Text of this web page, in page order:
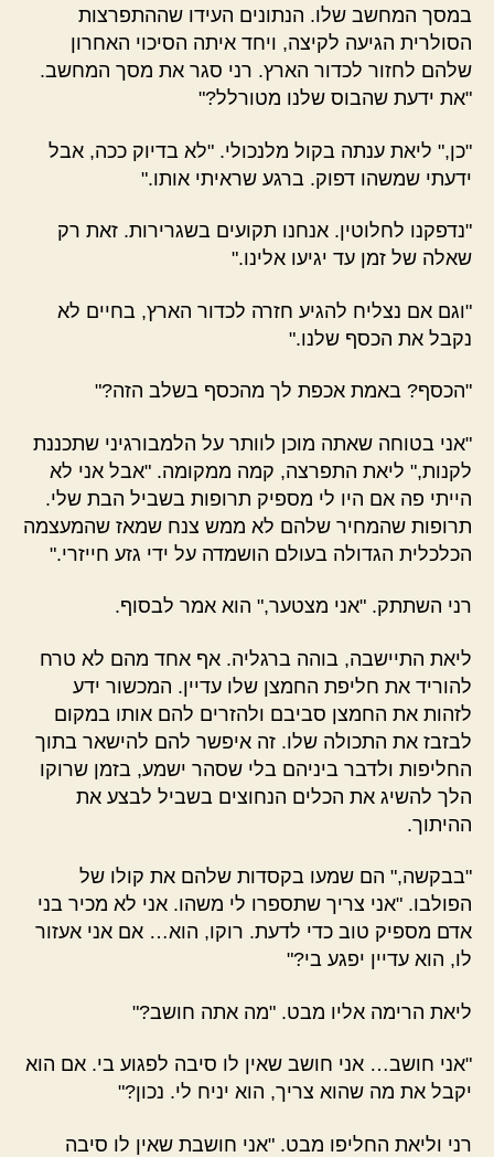
במסך המחשב שלו. הנתונים העידו שההתפרצות
הסולרית הגיעה לקיצה, ויחד איתה הסיכוי האחרון
שלהם לחזור לכדור הארץ. רני סגר את מסך המחשב.
"את ידעת שהבוס שלנו מטורלל?"
"כן," ליאת ענתה בקול מלנכולי. "לא בדיוק ככה, אבל
ידעתי שמשהו דפוק. ברגע שראיתי אותו."
"נדפקנו לחלוטין. אנחנו תקועים בשגרירות. זאת רק
שאלה של זמן עד יגיעו אלינו."
"וגם אם נצליח להגיע חזרה לכדור הארץ, בחיים לא
נקבל את הכסף שלנו."
"הכסף? באמת אכפת לך מהכסף בשלב הזה?"
"אני בטוחה שאתה מוכן לוותר על הלמבורגיני שתכננת
לקנות," ליאת התפרצה, קמה ממקומה. "אבל אני לא
הייתי פה אם היו לי מספיק תרופות בשביל הבת שלי.
תרופות שהמחיר שלהם לא ממש צנח שמאז שהמעצמה
הכלכלית הגדולה בעולם הושמדה על ידי גזע חייזרי."
רני השתתק. "אני מצטער," הוא אמר לבסוף.
ליאת התיישבה, בוהה ברגליה. אף אחד מהם לא טרח
להוריד את חליפת החמצן שלו עדיין. המכשור ידע
לזהות את החמצן סביבם ולהזרים להם אותו במקום
לבזבז את התכולה שלו. זה איפשר להם להישאר בתוך
החליפות ולדבר ביניהם בלי שסהר ישמע, בזמן שרוקו
הלך להשיג את הכלים הנחוצים בשביל לבצע את
ההיתוך.
"בבקשה," הם שמעו בקסדות שלהם את קולו של
הפולבו. "אני צריך שתספרו לי משהו. אני לא מכיר בני
אדם מספיק טוב כדי לדעת. רוקו, הוא… אם אני אעזור
לו, הוא עדיין יפגע בי?"
ליאת הרימה אליו מבט. "מה אתה חושב?"
"אני חושב… אני חושב שאין לו סיבה לפגוע בי. אם הוא
יקבל את מה שהוא צריך, הוא יניח לי. נכון?"
רני וליאת החליפו מבט. "אני חושבת שאין לו סיבה